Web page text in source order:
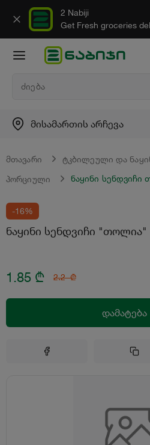
2 Nabiji
Get Fresh groceries
მისამართის არჩევა
მთავარი ტკბილეული და
პორციული ნაყინი სენდვიჩი
-16%
ნაყინი სენდვიჩი
1.85 ₾ 2.2 ₾
დამატება